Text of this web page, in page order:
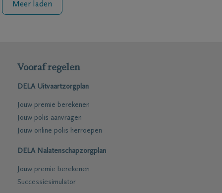
Meer laden
Vooraf regelen
DELA Uitvaartzorgplan
Jouw premie berekenen
Jouw polis aanvragen
Jouw online polis herroepen
DELA Nalatenschapzorgplan
Jouw premie berekenen
Successiesimulator